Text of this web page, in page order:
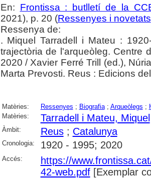
En: Frontissa : butlletí de la
2021), p. 20 (Ressenyes i novetats
Ressenya de:
. Miquel Tarradell i Mateu :
trajectòria de l'arqueòleg. Centre
2020 / Xavier Ferré Trill (ed.),
Marta Prevosti. Reus : Edicions
Matèries: Ressenyes ; Biografia; Arqueòlegs ;
Matèries:
Tarradell i Mateu, Miquel
Àmbit: Reus; Catalunya
Cronologia: 1920 - 1995; 2020
Accés:
https://
42-web.pdf[Exemplar